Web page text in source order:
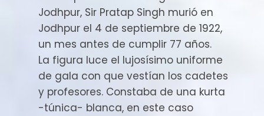
Jodhpur, Sir Pratap Singh murió en
Jodhpur el 4 de septiembre de 1922,
un mes antes de cumplir 77 años.
La figura luce el lujosísimo uniforme
de gala con que vestían los cadetes
y profesores. Constaba de una kurta
-túnica- blanca, en este caso